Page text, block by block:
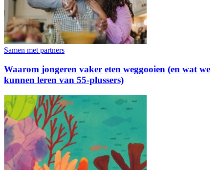
Samen met partners
Waarom jongeren vaker eten weggooien (en wat we
kunnen leren van 55-plussers)